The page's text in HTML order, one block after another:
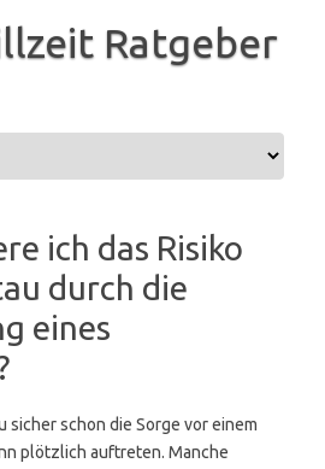
Ratgeber
ich das Risiko
durch die
eines
sicher schon die Sorge vor einem
plötzlich auftreten. Manche